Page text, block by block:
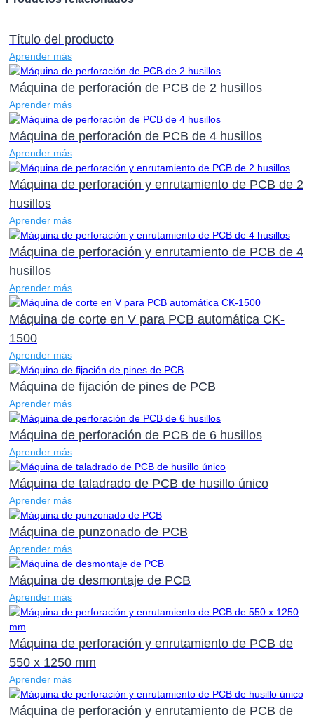
Título del producto
Aprender más
Máquina de perforación de PCB de 2 husillos
Aprender más
Máquina de perforación de PCB de 4 husillos
Aprender más
Máquina de perforación y enrutamiento de PCB de 2
husillos
Aprender más
Máquina de perforación y enrutamiento de PCB de 4
husillos
Aprender más
Máquina de corte en V para PCB automática CK-
1500
Aprender más
Máquina de fijación de pines de PCB
Aprender más
Máquina de perforación de PCB de 6 husillos
Aprender más
Máquina de taladrado de PCB de husillo único
Aprender más
Máquina de punzonado de PCB
Aprender más
Máquina de desmontaje de PCB
Aprender más
Máquina de perforación y enrutamiento de PCB de
550 x 1250 mm
Aprender más
Máquina de perforación y enrutamiento de PCB de